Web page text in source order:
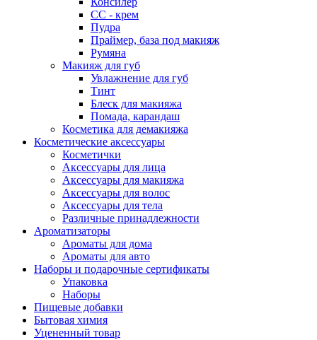
СС - крем
Пудра
Праймер, база под макияж
Румяна
Макияж для губ
Увлажнение для губ
Тинт
Блеск для макияжа
Помада, карандаш
Косметика для демакияжа
Косметические аксессуары
Косметички
Аксессуары для лица
Аксессуары для макияжа
Аксессуары для волос
Аксессуары для тела
Различные принадлежности
Ароматизаторы
Ароматы для дома
Ароматы для авто
Наборы и подарочные сертификаты
Упаковка
Наборы
Пищевые добавки
Бытовая химия
Уцененный товар